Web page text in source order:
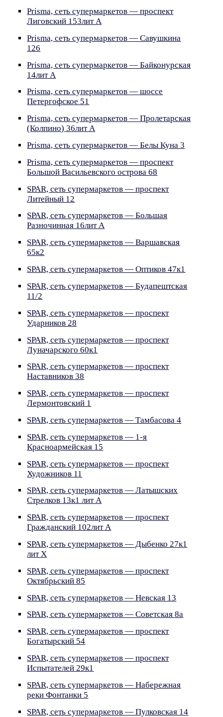
Prisma, сеть супермаркетов — проспект
Лиговский 153лит А
Prisma, сеть супермаркетов — Савушкина
126
Prisma, сеть супермаркетов — Байконурская
14лит А
Prisma, сеть супермаркетов — шоссе
Петергофское 51
Prisma, сеть супермаркетов — Пролетарская
(Колпино) 36лит А
Prisma, сеть супермаркетов — Белы Куна 3
Prisma, сеть супермаркетов — проспект
Большой Васильевского острова 68
SPAR, сеть супермаркетов — проспект
Литейный 12
SPAR, сеть супермаркетов — Большая
Разночинная 16лит А
SPAR, сеть супермаркетов — Варшавская
65к2
SPAR, сеть супермаркетов — Оптиков 47к1
SPAR, сеть супермаркетов — Будапештская
11/2
SPAR, сеть супермаркетов — проспект
Ударников 28
SPAR, сеть супермаркетов — проспект
Луначарского 60к1
SPAR, сеть супермаркетов — проспект
Наставников 38
SPAR, сеть супермаркетов — проспект
Лермонтовский 1
SPAR, сеть супермаркетов — Тамбасова 4
SPAR, сеть супермаркетов — 1-я
Красноармейская 15
SPAR, сеть супермаркетов — проспект
Художников 11
SPAR, сеть супермаркетов — Латышских
Стрелков 13к1 лит А
SPAR, сеть супермаркетов — проспект
Гражданский 102лит А
SPAR, сеть супермаркетов — Дыбенко 27к1
лит Х
SPAR, сеть супермаркетов — проспект
Октябрьский 85
SPAR, сеть супермаркетов — Невская 13
SPAR, сеть супермаркетов — Советская 8а
SPAR, сеть супермаркетов — проспект
Богатырский 54
SPAR, сеть супермаркетов — проспект
Испытателей 29к1
SPAR, сеть супермаркетов — Набережная
реки Фонтанки 5
SPAR, сеть супермаркетов — Пулковская 14